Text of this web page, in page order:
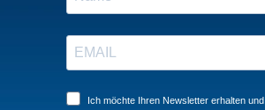
Ich möchte Ihren Newsletter erhalten und